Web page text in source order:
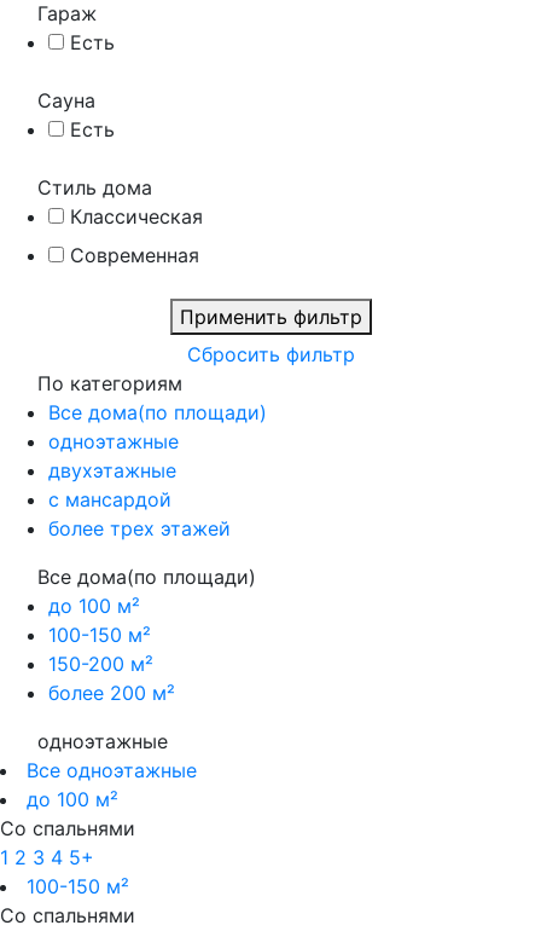
Гараж
Есть
Сауна
Есть
Стиль дома
Классическая
Современная
Применить фильтр
Сбросить фильтр
По категориям
Все дома(по площади)
одноэтажные
двухэтажные
с мансардой
более трех этажей
Все дома(по площади)
до 100 м²
100-150 м²
150-200 м²
более 200 м²
одноэтажные
Все одноэтажные
до 100 м²
Со спальнями
1 2 3 4 5+
100-150 м²
Со спальнями